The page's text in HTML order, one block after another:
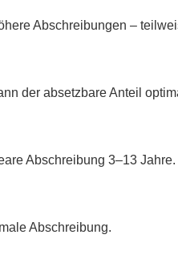
Abschreibungen –
der absetzbare Anteil
Abschreibung 3–13 Jahre.
Abschreibung.